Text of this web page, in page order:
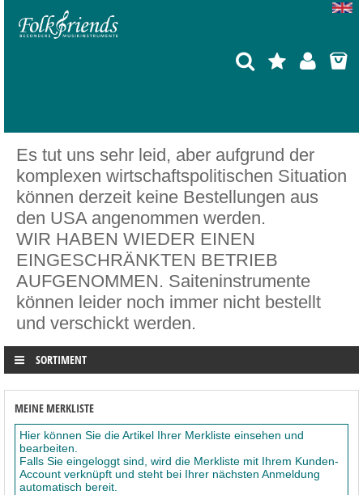
Es tut uns sehr leid, aber aufgrund der
komplexen wirtschaftspolitischen Situation
können derzeit keine Bestellungen aus
den USA angenommen werden.
WIR HABEN WIEDER EINEN
EINGESCHRÄNKTEN BETRIEB
AUFGENOMMEN. Saiteninstrumente
können leider noch immer nicht bestellt
und verschickt werden.
SORTIMENT
MEINE MERKLISTE
Hier können Sie die Artikel Ihrer Merkliste einsehen und
bearbeiten.
Falls Sie eingeloggt sind, wird die Merkliste mit Ihrem Kunden-
Account verknüpft und steht bei Ihrer nächsten Anmeldung
automatisch bereit.